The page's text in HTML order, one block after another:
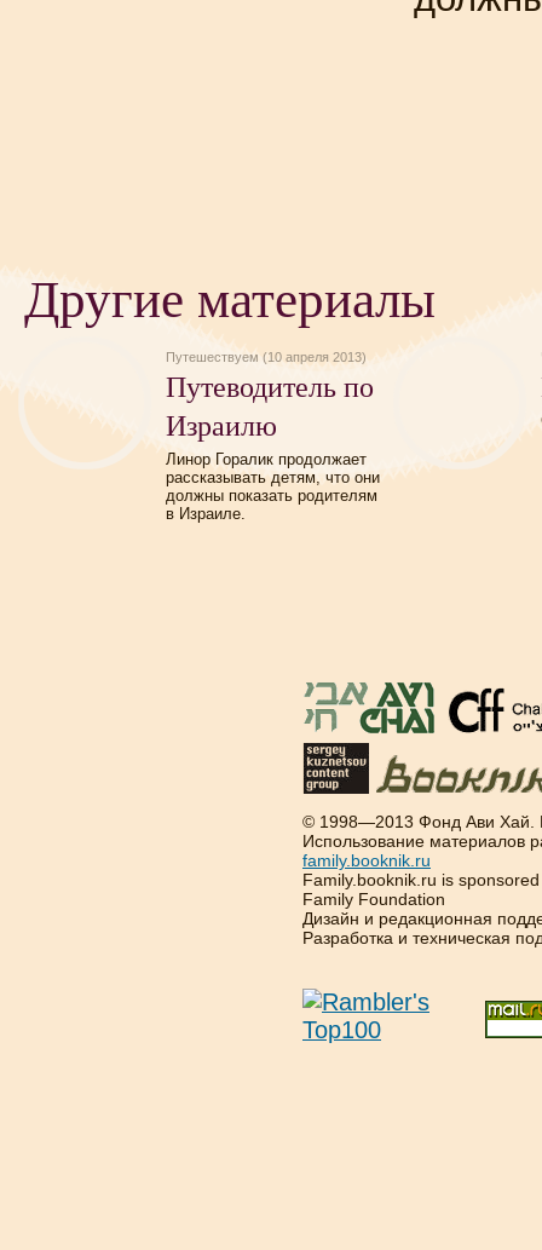
Другие материалы
Путешествуем (10 апреля 2013)
Путеводитель по
Израилю
Линор Горалик продолжает
рассказывать детям, что они
должны показать родителям
в Израиле.
© 1998—2013 Фонд Ави Хай.
Использование материалов
family.booknik.ru
Family.booknik.ru is
Family Foundation
Дизайн и редакционная
Разработка и техническая